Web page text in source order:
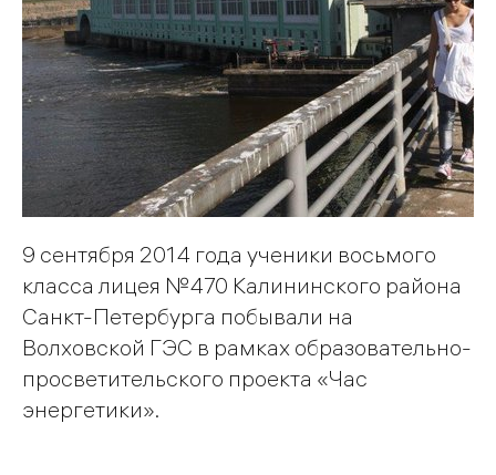
9 сентября 2014 года ученики восьмого
класса лицея №470 Калининского района
Санкт-Петербурга побывали на
Волховской ГЭС в рамках образовательно-
просветительского проекта «Час
энергетики».